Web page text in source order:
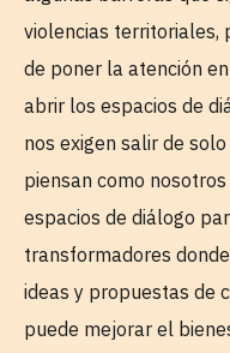
violencias territoriales,
de poner la atención
abrir los espacios de
nos exigen salir de
piensan como
espacios de diálogo
transformadores
ideas y propuestas de
puede mejorar el